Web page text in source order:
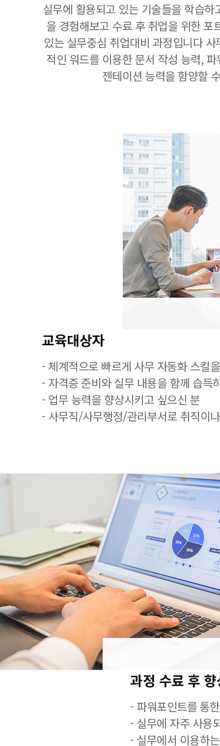
실무에 활용되고 있는 기술들을 학습
을 경험해보고 수료 후 취업을 위한 포
있는 실무중심 취업대비 과정입니다
적인 워드를 이용한 문서 작성 능력,
젠테이션 능력을 함양할
교육대상자
- 체계적으로 빠르게 사무 자동화 스킬
- 자격증 준비와 실무 내용을 함께 습득
- 업무 능력을 향상시키고 싶으신 분
- 사무직/사무행정/관리부서로 취직이
과정 수료 후
- 파워포인트를 통
- 실무에 자주 사용
- 실무에서 이용하